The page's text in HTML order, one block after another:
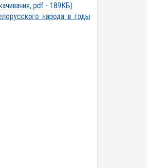
pdf - 189КБ)
народа в годы